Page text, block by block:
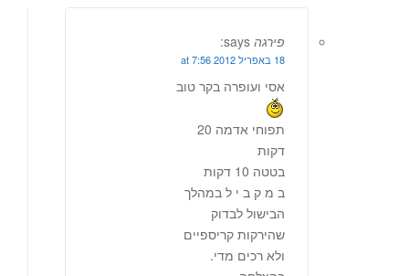
פירגה says:
18 באפריל 2012 at 7:56
אסי ועופרה בקר טוב
תפוחי אדמה 20
דקות
בטטה 10 דקות
ב מ ק ב י ל במהלך
הבישול לבדוק
שהירקות קריספיים
ולא רכים מדי.